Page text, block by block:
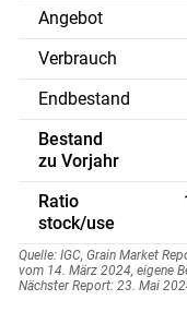
Angebot
Verbrauch
Endbestand
Bestand
zu Vorjahr
Ratio
stock/use
Quelle: IGC, Grain Market
vom 14. März 2024, eigene
Nächster Report: 23. Mai